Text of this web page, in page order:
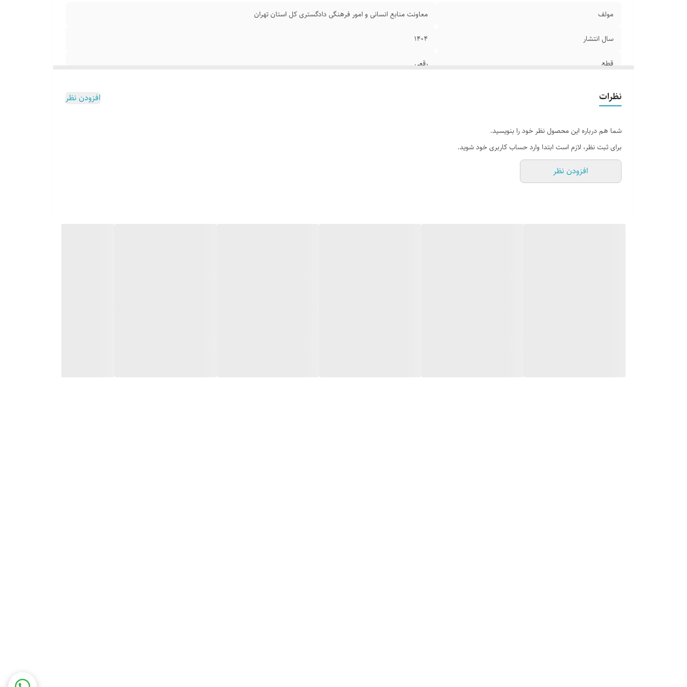
مولف معاونت منابع انسانی و امور فرهنگی دادگستری کل استان تهران
سال انتشار ۱۴۰۴
قطع رقعی
نظرات افزودن نظر
شما هم درباره این محصول نظر خود را بنویسید.
برای ثبت نظر، لازم است ابتدا وارد حساب کاربری خود شوید.
افزودن نظر